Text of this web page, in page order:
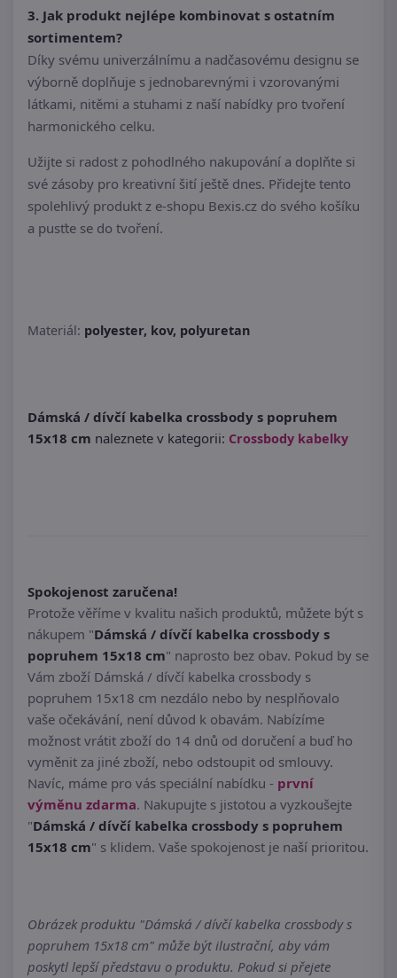
3. Jak produkt nejlépe kombinovat s ostatním
sortimentem?
Díky svému univerzálnímu a nadčasovému designu se
výborně doplňuje s jednobarevnými i vzorovanými
látkami, nitěmi a stuhami z naší nabídky pro tvoření
harmonického celku.
Užijte si radost z pohodlného nakupování a doplňte si
své zásoby pro kreativní šití ještě dnes. Přidejte tento
spolehlivý produkt z e-shopu Bexis.cz do svého košíku
a pusťte se do tvoření.
Materiál: polyester, kov, polyuretan
Dámská / dívčí kabelka crossbody s popruhem
15x18 cm naleznete v kategorii: Crossbody kabelky
Spokojenost zaručena!
Protože věříme v kvalitu našich produktů, můžete být s
nákupem "Dámská / dívčí kabelka crossbody s
popruhem 15x18 cm" naprosto bez obav. Pokud by se
Vám zboží Dámská / dívčí kabelka crossbody s
popruhem 15x18 cm nezdálo nebo by nesplňovalo
vaše očekávání, není důvod k obavám. Nabízíme
možnost vrátit zboží do 14 dnů od doručení a buď ho
vyměnit za jiné zboží, nebo odstoupit od smlouvy.
Navíc, máme pro vás speciální nabídku - první
výměnu zdarma. Nakupujte s jistotou a vyzkoušejte
"Dámská / dívčí kabelka crossbody s popruhem
15x18 cm" s klidem. Vaše spokojenost je naší prioritou.
Obrázek produktu "Dámská / dívčí kabelka crossbody s
popruhem 15x18 cm" může být ilustrační, aby vám
poskytl lepší představu o produktu. Pokud si přejete